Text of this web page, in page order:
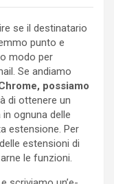
se il destinatario
punto e
modo per
Se andiamo
possiamo
di ottenere un
ognuna delle
estensione. Per
estensioni di
le funzioni.